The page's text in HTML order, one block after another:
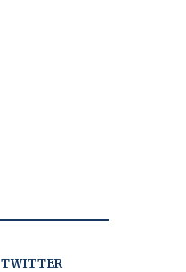
TWITTER